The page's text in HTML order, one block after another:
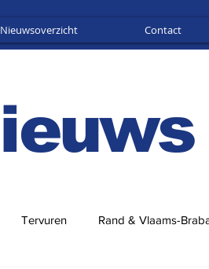
Nieuwsoverzicht Contact
Tervuren Rand & Vlaams-